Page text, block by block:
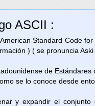
ASCII :
Standard Code
) ( se pronuncia Aski
de
se lo conoce desde
y expandir el